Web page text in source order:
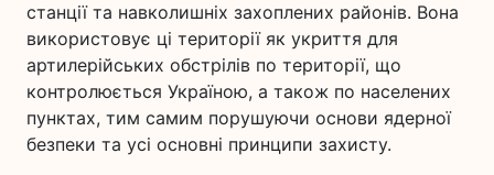
станції та навколишніх захоплених районів. Вона
використовує ці території як укриття для
артилерійських обстрілів по території, що
контролюється Україною, а також по населених
пунктах, тим самим порушуючи основи ядерної
безпеки та усі основні принципи захисту.